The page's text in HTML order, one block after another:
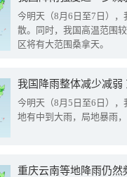
今明天（8月6日至7日）
散。同时，我国高温范围
区将有大范围桑拿天。
我国降雨整体减少减弱
今明天（8月5日至6日）
地有中到大雨，局地暴雨
重庆云南等地降雨仍然